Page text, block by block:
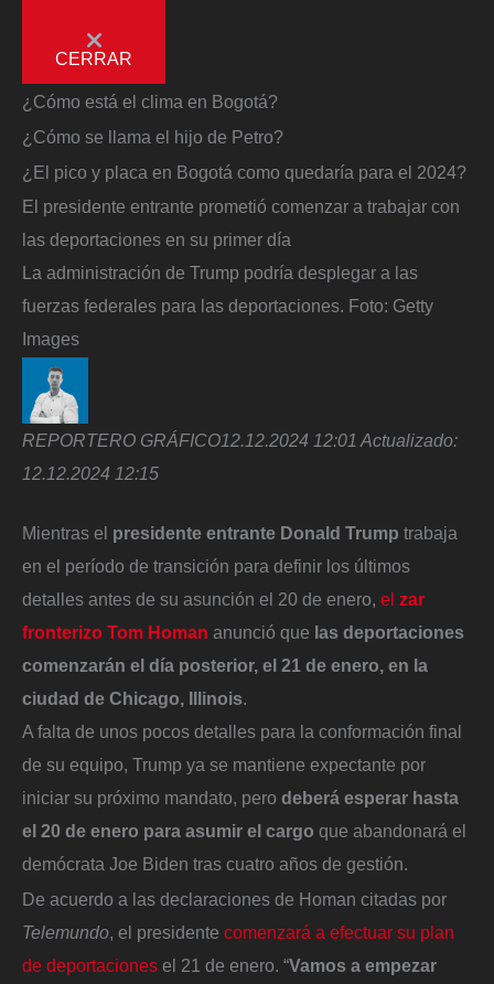
CERRAR
¿Cómo está el clima en Bogotá?
¿Cómo se llama el hijo de Petro?
¿El pico y placa en Bogotá como quedaría para el 2024?
El presidente entrante prometió comenzar a trabajar con
las deportaciones en su primer día
La administración de Trump podría desplegar a las
fuerzas federales para las deportaciones. Foto: Getty
Images
REPORTERO GRÁFICO12.12.2024 12:01 Actualizado:
12.12.2024 12:15
Mientras el presidente entrante Donald Trump trabaja
en el período de transición para definir los últimos
detalles antes de su asunción el 20 de enero, el zar
fronterizo Tom Homan anunció que las deportaciones
comenzarán el día posterior, el 21 de enero, en la
ciudad de Chicago, Illinois.
A falta de unos pocos detalles para la conformación final
de su equipo, Trump ya se mantiene expectante por
iniciar su próximo mandato, pero deberá esperar hasta
el 20 de enero para asumir el cargo que abandonará el
demócrata Joe Biden tras cuatro años de gestión.
De acuerdo a las declaraciones de Homan citadas por
Telemundo, el presidente comenzará a efectuar su plan
de deportaciones el 21 de enero. “Vamos a empezar